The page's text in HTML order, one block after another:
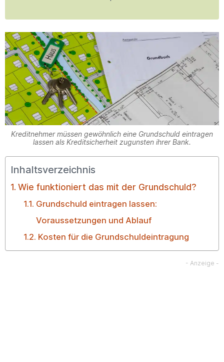
Kreditnehmer müssen gewöhnlich eine Grundschuld eintragen
lassen als Kreditsicherheit zugunsten ihrer Bank.
Inhaltsverzeichnis
Wie funktioniert das mit der Grundschuld?
Grundschuld eintragen lassen:
Voraussetzungen und Ablauf
Kosten für die Grundschuldeintragung